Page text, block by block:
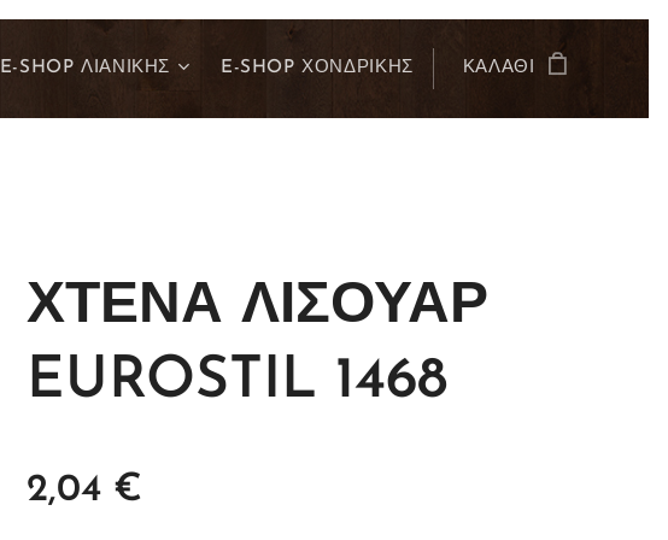
E-SHOP ΛΙΑΝΙΚΗΣ E-SHOP ΧΟΝΔΡΙΚΗΣ ΚΑΛΆΘΙ
ΧΤΕΝΑ ΛΙΣΟΥΑΡ
EUROSTIL 1468
2,04 €